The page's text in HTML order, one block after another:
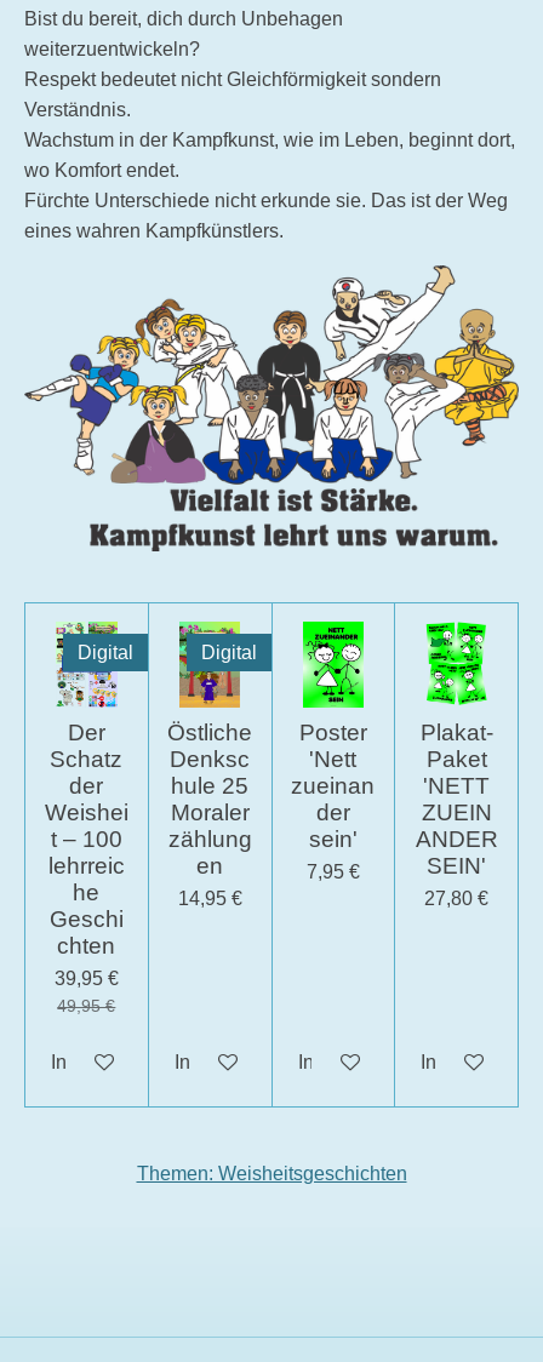
Bist du bereit, dich durch Unbehagen
weiterzuentwickeln?
Respekt bedeutet nicht Gleichförmigkeit sondern
Verständnis.
Wachstum in der Kampfkunst, wie im Leben, beginnt dort,
wo Komfort endet.
Fürchte Unterschiede nicht erkunde sie. Das ist der Weg
eines wahren Kampfkünstlers.
Digital
Der
Schatz
der
Weishei
t – 100
lehrreic
he
Geschi
chten
39,95 €
49,95 €
In den Warenkorb
Digital
Östliche
Denksc
hule 25
Moraler
zählung
en
14,95 €
In den Warenkorb
Poster
'Nett
zueinan
der
sein'
7,95 €
In den Warenkorb
Plakat-
Paket
'NETT
ZUEIN
ANDER
SEIN'
27,80 €
In den
Themen: Weisheitsgeschichten